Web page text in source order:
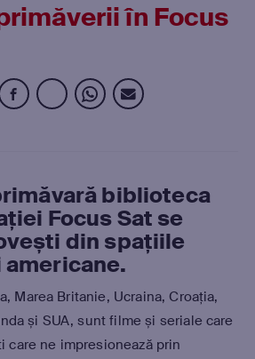
în Focus
biblioteca
Focus Sat se
din spațiile
.
Marea Britanie, Ucraina, Croația,
și SUA, sunt filme și seriale care
care ne impresionează prin